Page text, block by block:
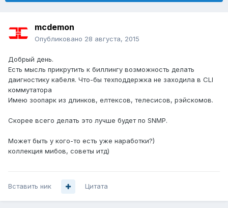
mcdemon
Опубликовано 28 августа, 2015
Добрый день.
Есть мысль прикрутить к биллингу возможность делать
даигностику кабеля. Что-бы техподдержка не заходила в CLI
коммутатора
Имею зоопарк из длинков, елтексов, телесисов, рэйскомов.
Скорее всего делать это лучше будет по SNMP.
Может быть у кого-то есть уже наработки?)
коллекция мибов, советы итд)
Вставить ник Цитата